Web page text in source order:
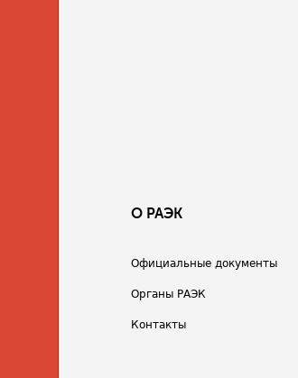
О РАЭК
Официальные документы
Органы РАЭК
Контакты